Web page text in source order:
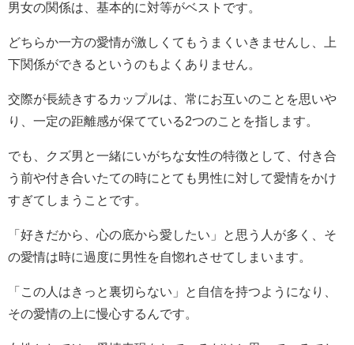
男女の関係は、基本的に対等がベストです。
どちらか一方の愛情が激しくてもうまくいきませんし、上
下関係ができるというのもよくありません。
交際が長続きするカップルは、常にお互いのことを思いや
り、一定の距離感が保てている2つのことを指します。
でも、クズ男と一緒にいがちな女性の特徴として、付き合
う前や付き合いたての時にとても男性に対して愛情をかけ
すぎてしまうことです。
「好きだから、心の底から愛したい」と思う人が多く、そ
の愛情は時に過度に男性を自惚れさせてしまいます。
「この人はきっと裏切らない」と自信を持つようになり、
その愛情の上に慢心するんです。